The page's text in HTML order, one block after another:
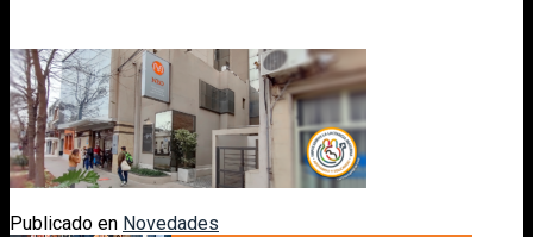
Publicado en Novedades